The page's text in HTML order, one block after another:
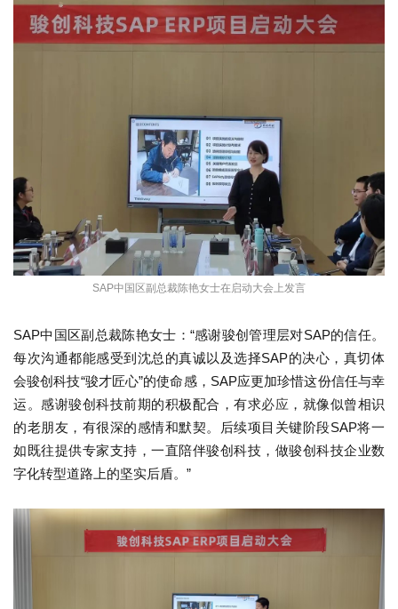
SAP中国区副总裁陈艳女士在启动大会上发言
SAP中国区副总裁陈艳女士：“感谢骏创管理层对SAP的信任。
每次沟通都能感受到沈总的真诚以及选择SAP的决心，真切体
会骏创科技“骏才匠心”的使命感，SAP应更加珍惜这份信任与幸
运。感谢骏创科技前期的积极配合，有求必应 ，就像似曾相识
的老朋友，有很深的感情和默契。后续项目关键阶段SAP将一
如既往提供专家支持，一直陪伴骏创科技，做骏创科技企业数
字化转型道路上的坚实后盾。”